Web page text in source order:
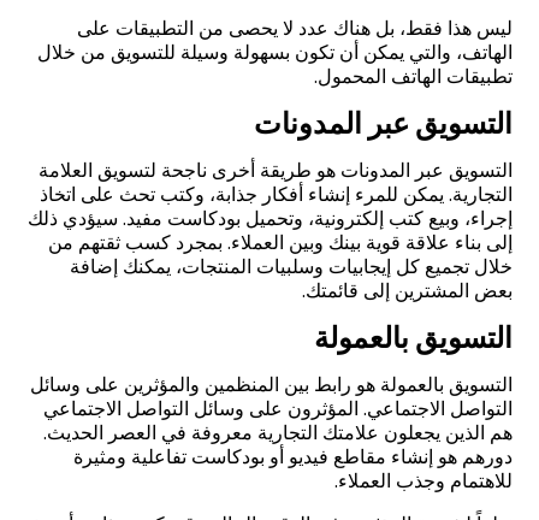
ليس هذا فقط، بل هناك عدد لا يحصى من التطبيقات على
الهاتف، والتي يمكن أن تكون بسهولة وسيلة للتسويق من خلال
تطبيقات الهاتف المحمول.
التسويق عبر المدونات
التسويق عبر المدونات هو طريقة أخرى ناجحة لتسويق العلامة
التجارية. يمكن للمرء إنشاء أفكار جذابة، وكتب تحث على اتخاذ
إجراء، وبيع كتب إلكترونية، وتحميل بودكاست مفيد. سيؤدي ذلك
إلى بناء علاقة قوية بينك وبين العملاء. بمجرد كسب ثقتهم من
خلال تجميع كل إيجابيات وسلبيات المنتجات، يمكنك إضافة
بعض المشترين إلى قائمتك.
التسويق بالعمولة
التسويق بالعمولة هو رابط بين المنظمين والمؤثرين على وسائل
التواصل الاجتماعي. المؤثرون على وسائل التواصل الاجتماعي
هم الذين يجعلون علامتك التجارية معروفة في العصر الحديث.
دورهم هو إنشاء مقاطع فيديو أو بودكاست تفاعلية ومثيرة
للاهتمام وجذب العملاء.